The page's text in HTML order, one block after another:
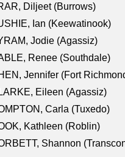
Diljeet (Burrows)
Ian (Keewatinook)
Jodie (Agassiz)
Renee (Southdale)
Jennifer (Fort
Eileen (Agassiz)
Carla (Tuxedo)
Kathleen (Roblin)
Shannon